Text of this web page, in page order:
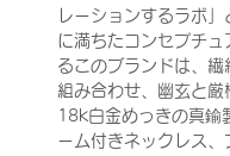
レーションするラボ
に満ちたコンセプチ
るこのブランドは、
組み合わせ、幽玄と厳
18k白金めっきの真鍮
ーム付きネックレス